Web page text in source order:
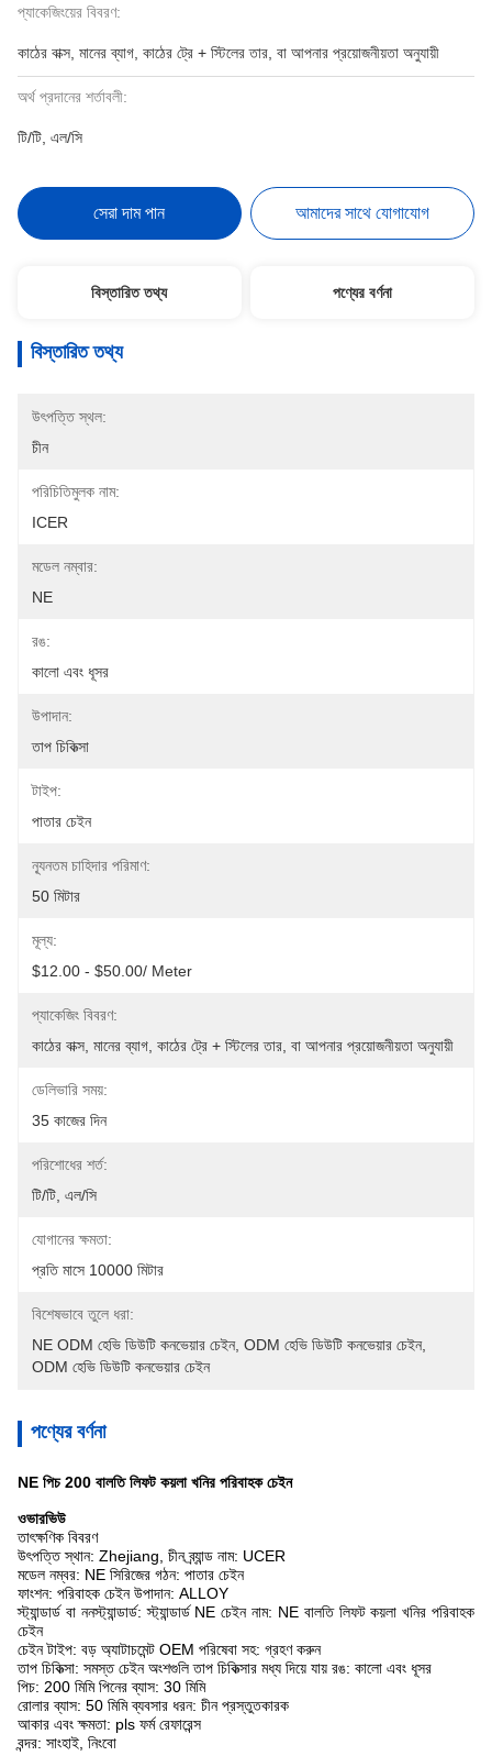
প্যাকেজিংয়ের বিবরণ:
কাঠের বাক্স, মানের ব্যাগ, কাঠের ট্রে + স্টিলের তার, বা আপনার প্রয়োজনীয়তা অনুযায়ী
অর্থ প্রদানের শর্তাবলী:
টি/টি, এল/সি
সেরা দাম পান আমাদের সাথে যোগাযোগ
বিস্তারিত তথ্য পণ্যের বর্ণনা
বিস্তারিত তথ্য
উৎপত্তি স্থল:
চীন
পরিচিতিমুলক নাম:
ICER
মডেল নম্বার:
NE
রঙ:
কালো এবং ধূসর
উপাদান:
তাপ চিকিত্সা
টাইপ:
পাতার চেইন
ন্যূনতম চাহিদার পরিমাণ:
50 মিটার
মূল্য:
$12.00 - $50.00/ Meter
প্যাকেজিং বিবরণ:
কাঠের বাক্স, মানের ব্যাগ, কাঠের ট্রে + স্টিলের তার, বা আপনার প্রয়োজনীয়তা অনুযায়ী
ডেলিভারি সময়:
35 কাজের দিন
পরিশোধের শর্ত:
টি/টি, এল/সি
যোগানের ক্ষমতা:
প্রতি মাসে 10000 মিটার
বিশেষভাবে তুলে ধরা:
NE ODM হেভি ডিউটি ​​কনভেয়ার চেইন, ODM হেভি ডিউটি ​​কনভেয়ার চেইন,
ODM হেভি ডিউটি ​​কনভেয়ার চেইন
পণ্যের বর্ণনা
NE পিচ 200 বালতি লিফট কয়লা খনির পরিবাহক চেইন
ওভারভিউ
তাৎক্ষণিক বিবরণ
উৎপত্তি স্থান: Zhejiang, চীন ব্র্যান্ড নাম: UCER
মডেল নম্বর: NE সিরিজের গঠন: পাতার চেইন
ফাংশন: পরিবাহক চেইন উপাদান: ALLOY
স্ট্যান্ডার্ড বা ননস্ট্যান্ডার্ড: স্ট্যান্ডার্ড NE চেইন নাম: NE বালতি লিফট কয়লা খনির পরিবাহক
চেইন
চেইন টাইপ: বড় অ্যাটাচমেন্ট OEM পরিষেবা সহ: গ্রহণ করুন
তাপ চিকিত্সা: সমস্ত চেইন অংশগুলি তাপ চিকিত্সার মধ্য দিয়ে যায় রঙ: কালো এবং ধূসর
পিচ: 200 মিমি পিনের ব্যাস: 30 মিমি
রোলার ব্যাস: 50 মিমি ব্যবসার ধরন: চীন প্রস্তুতকারক
আকার এবং ক্ষমতা: pls ফর্ম রেফারেন্স
বন্দর: সাংহাই, নিংবো